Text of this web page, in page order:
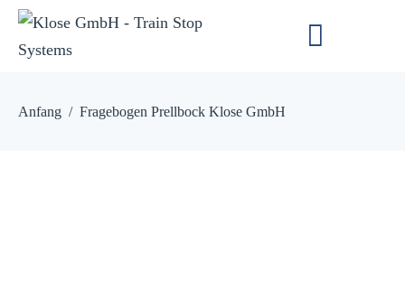
Anfang Fragebogen Prellbock Klose GmbH